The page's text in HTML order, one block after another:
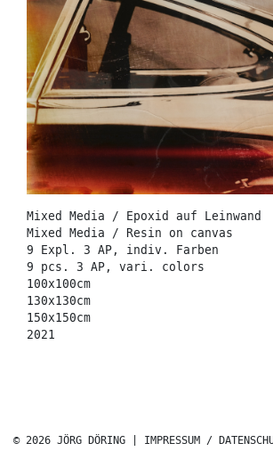
Mixed Media / Epoxid auf Leinwand
Mixed Media / Resin on canvas
9 Expl. 3 AP, indiv. Farben
9 pcs. 3 AP, vari. colors
100x100cm
130x130cm
150x150cm
2021
© 2026 JÖRG DÖRING | IMPRESSUM /